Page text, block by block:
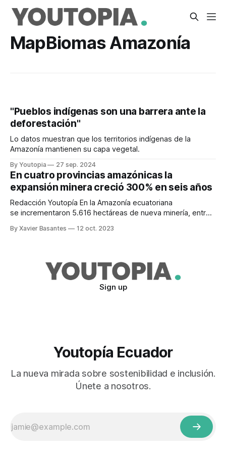
MapBiomas Amazonía
"Pueblos indígenas son una barrera ante la
deforestación"
Lo datos muestran que los territorios indígenas de la
Amazonía mantienen su capa vegetal.
By Youtopia 27 sep. 2024
En cuatro provincias amazónicas la
expansión minera creció 300% en seis años
Redacción Youtopía En la Amazonía ecuatoriana
se incrementaron 5.616 hectáreas de nueva minería, entre
crecimiento del 300%. En total, la actividad minera ya
By Xavier Basantes 12 oct. 2023
Sign up
Youtopía Ecuador
La nueva mirada sobre sostenibilidad e inclusión.
Únete a nosotros.